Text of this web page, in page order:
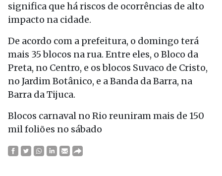
significa que há riscos de ocorrências de alto
impacto na cidade.
De acordo com a prefeitura, o domingo terá
mais 35 blocos na rua. Entre eles, o Bloco da
Preta, no Centro, e os blocos Suvaco de Cristo,
no Jardim Botânico, e a Banda da Barra, na
Barra da Tijuca.
Blocos carnaval no Rio reuniram mais de 150
mil foliões no sábado